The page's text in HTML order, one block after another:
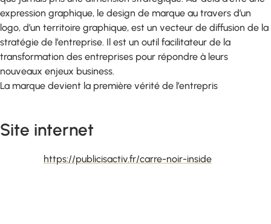
expression graphique, le design de marque au travers d’un
logo, d’un territoire graphique, est un vecteur de diffusion de la
stratégie de l’entreprise. Il est un outil facilitateur de la
transformation des entreprises pour répondre à leurs
nouveaux enjeux business.
La marque devient la première vérité de l’entrepris
Site internet
https://publicisactiv.fr/carre-noir-inside